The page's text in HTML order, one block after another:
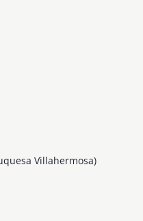
Villahermosa)